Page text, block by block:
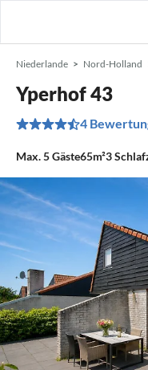
Niederlande Nord-Holland
Yperhof 43
4
Max.5Gäste65m²3